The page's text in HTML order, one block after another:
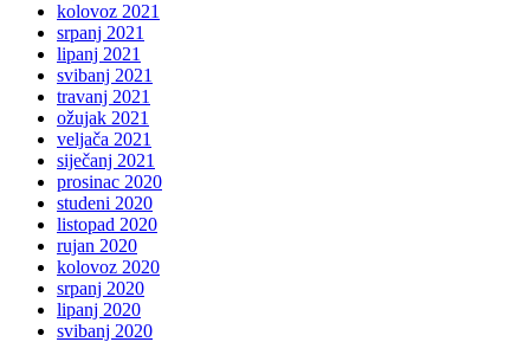
kolovoz 2021
srpanj 2021
lipanj 2021
svibanj 2021
travanj 2021
ožujak 2021
veljača 2021
siječanj 2021
prosinac 2020
studeni 2020
listopad 2020
rujan 2020
kolovoz 2020
srpanj 2020
lipanj 2020
svibanj 2020